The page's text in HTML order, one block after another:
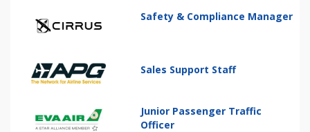
Safety & Compliance Manager
Sales Support Staff
Junior Passenger Traffic
Officer